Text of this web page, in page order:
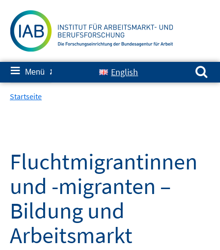
zum
Inhalt
≡ Menü ✘ English
Suchen nach:
Startseite
Fluchtmigrantinnen
und -migranten –
Bildung und
Arbeitsmarkt